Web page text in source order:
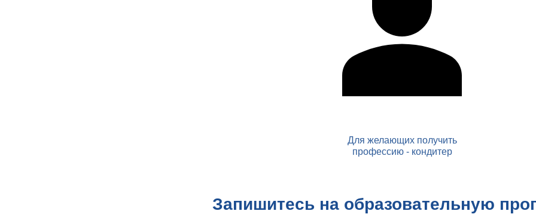
Для желающих получить
профессию - кондитер
Запишитесь на образовательную